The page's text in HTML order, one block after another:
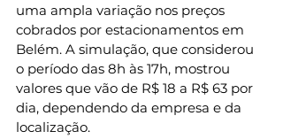
uma ampla variação nos preços
cobrados por estacionamentos em
Belém. A simulação, que considerou
o período das 8h às 17h, mostrou
valores que vão de R$ 18 a R$ 63 por
dia, dependendo da empresa e da
localização.